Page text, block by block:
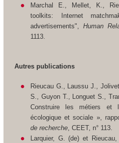
Marchal E., Mellet, K.,
toolkits: Internet
advertisements",Human
1113.
Autres publications
Rieucau G., Laussu J.,
S., Guyon T., Longuet S.,
Construire les métiers et
écologique et sociale »,
de recherche, CEET, n° 113.
Larquier, G. (de) et